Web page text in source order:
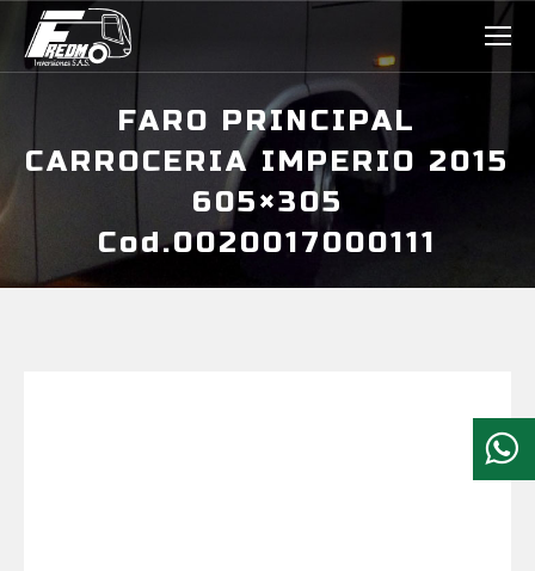
FARO PRINCIPAL
CARROCERIA IMPERIO 2015
605×305
Cod.0020017000111